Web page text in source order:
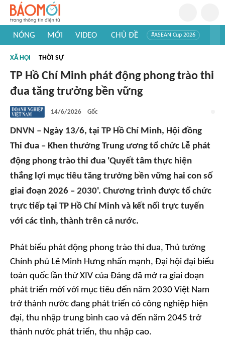
NÓNG MỚI VIDEO CHỦ ĐỀ #ASEAN Cup 2026
#Khám phá thế giới
XÃ HỘI THỜI SỰ
TP Hồ Chí Minh phát động phong trào thi
đua tăng trưởng bền vững
14/6/2026 Gốc
DNVN – Ngày 13/6, tại TP Hồ Chí Minh, Hội đồng
Thi đua – Khen thưởng Trung ương tổ chức Lễ phát
động phong trào thi đua 'Quyết tâm thực hiện
thắng lợi mục tiêu tăng trưởng bền vững hai con số
giai đoạn 2026 – 2030'. Chương trình được tổ chức
trực tiếp tại TP Hồ Chí Minh và kết nối trực tuyến
với các tỉnh, thành trên cả nước.
Phát biểu phát động phong trào thi đua, Thủ tướng
Chính phủ Lê Minh Hưng nhấn mạnh, Đại hội đại biểu
toàn quốc lần thứ XIV của Đảng đã mở ra giai đoạn
phát triển mới với mục tiêu đến năm 2030 Việt Nam
trở thành nước đang phát triển có công nghiệp hiện
đại, thu nhập trung bình cao và đến năm 2045 trở
thành nước phát triển, thu nhập cao.